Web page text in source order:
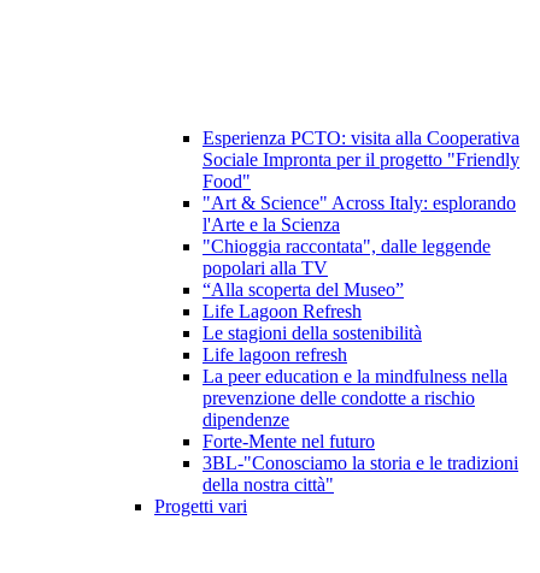
Esperienza PCTO: visita alla Cooperativa
Sociale Impronta per il progetto "Friendly
Food"
"Art & Science" Across Italy: esplorando
l'Arte e la Scienza
"Chioggia raccontata", dalle leggende
popolari alla TV
“Alla scoperta del Museo”
Life Lagoon Refresh
Le stagioni della sostenibilità
Life lagoon refresh
La peer education e la mindfulness nella
prevenzione delle condotte a rischio
dipendenze
Forte-Mente nel futuro
3BL-"Conosciamo la storia e le tradizioni
della nostra città"
Progetti vari